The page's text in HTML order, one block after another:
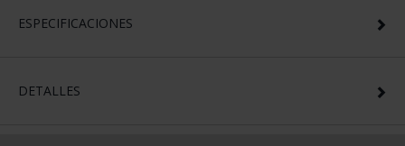
ESPECIFICACIONES
DETALLES